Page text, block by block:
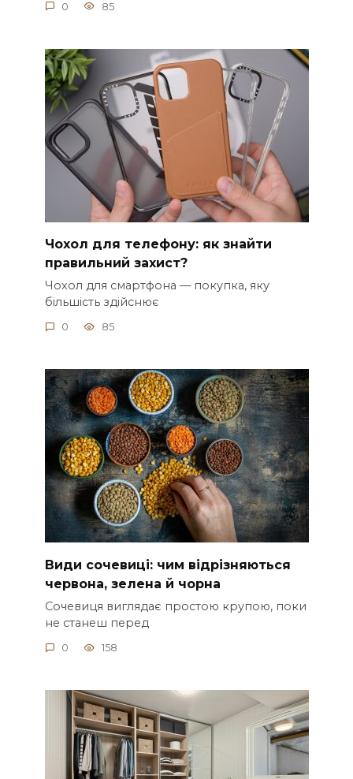
0 85
Чохол для телефону: як знайти
правильний захист?
Чохол для смартфона — покупка, яку
більшість здійснює
0 85
Види сочевиці: чим відрізняються
червона, зелена й чорна
Сочевиця виглядає простою крупою, поки
не станеш перед
0 158